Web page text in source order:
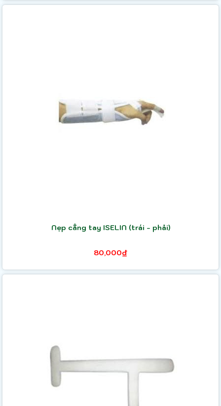
Nẹp cẳng tay ISELIN (trái - phải)
80,000₫